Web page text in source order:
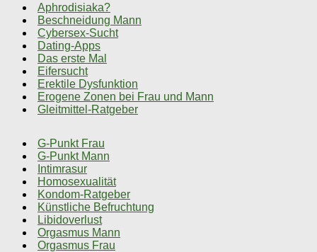
Aphrodisiaka?
Beschneidung Mann
Cybersex-Sucht
Dating-Apps
Das erste Mal
Eifersucht
Erektile Dysfunktion
Erogene Zonen bei Frau und Mann
Gleitmittel-Ratgeber
G-Punkt Frau
G-Punkt Mann
Intimrasur
Homosexualität
Kondom-Ratgeber
Künstliche Befruchtung
Libidoverlust
Orgasmus Mann
Orgasmus Frau